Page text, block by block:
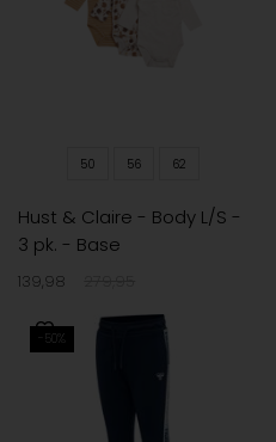
50 56 62
Hust & Claire - Body L/S -
3 pk. - Base
139,98
-50%